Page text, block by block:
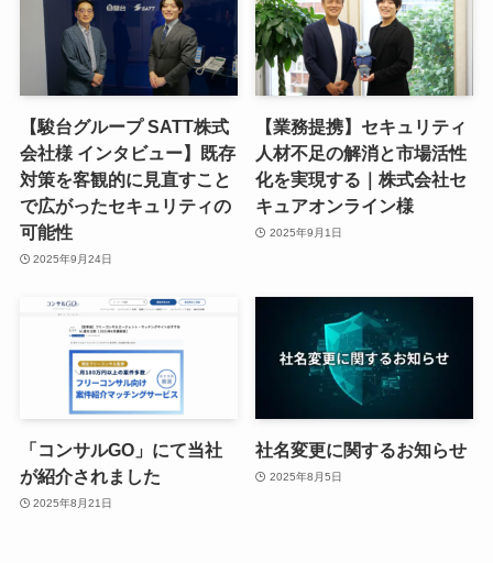
【駿台グループ SATT株式
会社様 インタビュー】既存
対策を客観的に見直すこと
で広がったセキュリティの
可能性
2025年9月24日
【業務提携】セキュリティ
人材不足の解消と市場活性
化を実現する｜株式会社セ
キュアオンライン様
2025年9月1日
「コンサルGO」にて当社
が紹介されました
2025年8月21日
社名変更に関するお知らせ
2025年8月5日